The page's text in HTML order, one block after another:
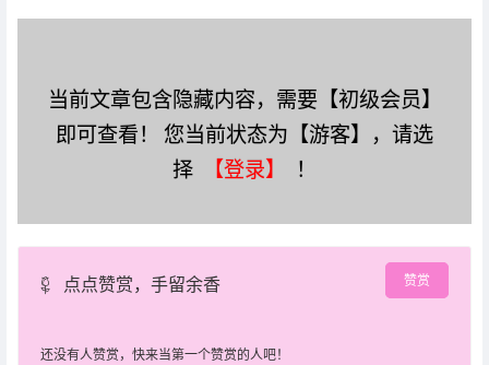
当前文章包含隐藏内容，需要【初级会员】
即可查看！ 您当前状态为【游客】，请选
择
【登录】 ！
点点赞赏，手留余香 赞赏
还没有人赞赏，快来当第一个赞赏的人吧！